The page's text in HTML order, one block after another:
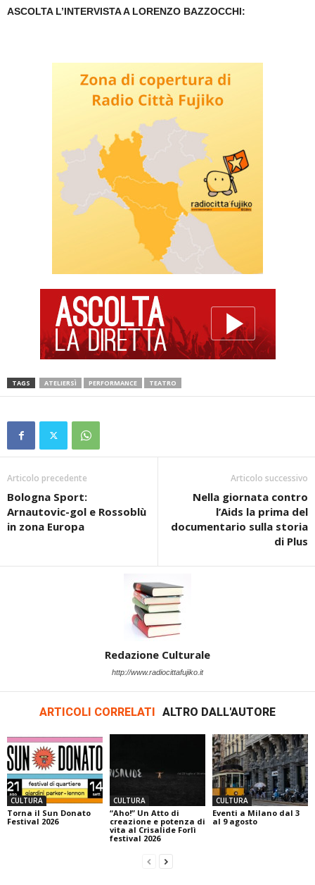
ASCOLTA L’INTERVISTA A LORENZO BAZZOCCHI:
TAGS ATELIERSÌ PERFORMANCE TEATRO
Articolo precedente
Bologna Sport:
Arnautovic-gol e Rossoblù
in zona Europa
Articolo successivo
Nella giornata contro
l’Aids la prima del
documentario sulla storia
di Plus
Redazione Culturale
http://www.radiocittafujiko.it
ARTICOLI CORRELATI ALTRO DALL'AUTORE
CULTURA
Torna il Sun Donato
Festival 2026
CULTURA
“Aho!” Un Atto di
creazione e potenza di
vita al Crisalide Forlì
festival 2026
CULTURA
Eventi a Milano dal 3
al 9 agosto